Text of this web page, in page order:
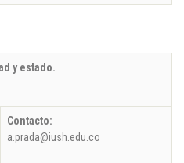
y estado.
Contacto:
a.prada@iush.edu.co